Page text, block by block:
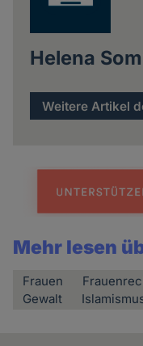
Helena
Weitere Artikel
Mehr lesen
Frauen
Gewalt